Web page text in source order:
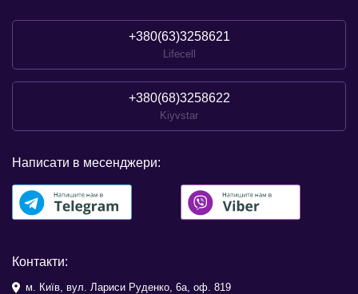
+380(63)3258621
Lifecell
+380(68)3258622
Kiyvstar
Написати в месенджери:
Контакти:
м. Київ, вул. Лариси Руденко, 6а, оф. 819